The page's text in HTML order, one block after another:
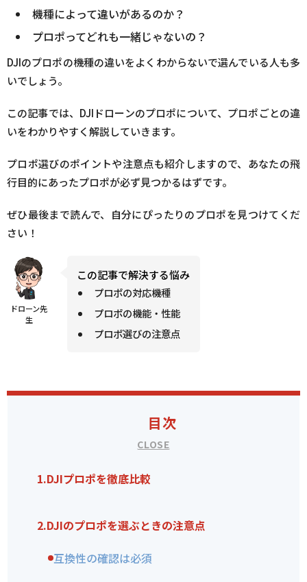
機種によって違いがあるのか？
プロポってどれも一緒じゃないの？
DJIのプロポの機種の違いをよくわからないで選んでいる人も多
いでしょう。
この記事では、DJIドローンのプロポについて、プロポごとの違
いをわかりやすく解説していきます。
プロポ選びのポイントや注意点も紹介しますので、あなたの飛
行目的にあったプロポが必ず見つかるはずです。
ぜひ最後まで読んで、自分にぴったりのプロポを見つけてくだ
さい！
ドローン先
生
この記事で解決する悩み
プロポの対応機種
プロポの機能・性能
プロポ選びの注意点
目次
1.DJIプロポを徹底比較
2.DJIのプロポを選ぶときの注意点
互換性の確認は必須